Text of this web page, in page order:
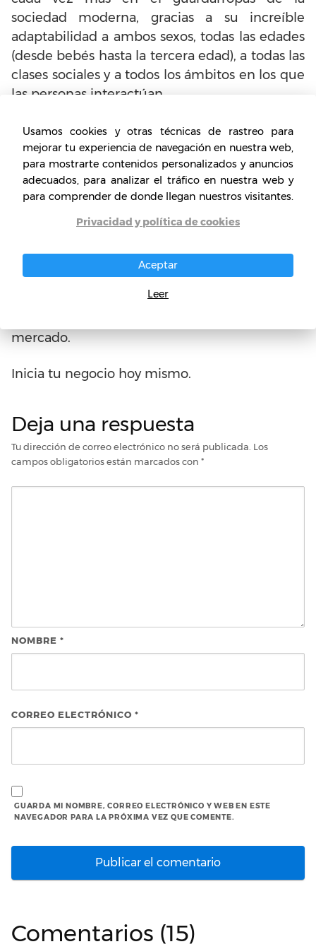
sociedad moderna, gracias a su increíble
adaptabilidad a ambos sexos, todas las edades
(desde bebés hasta la tercera edad), a todas las
clases sociales y a todos los ámbitos en los que
las personas interactúan.
Aprovecha y amplía las posibilidades de tu
negocio para vender a través de distintos
canales, pues no sólo puedes vender los jeans
que confecciones a tiendas especializadas en
este tipo de ventas, sino incluso vender jeans
por Internet o realizar algunos bajo pedido de
Y ahora, ¿estás listo para abrir tu propia fábrica
de jeans? Aprovecha la cantidad de público
mercado.
Inicia tu negocio hoy mismo.
Deja una respuesta
Tu dirección de correo electrónico no será publicada. Los
campos obligatorios están marcados con *
NOMBRE *
CORREO ELECTRÓNICO *
GUARDA MI NOMBRE, CORREO ELECTRÓNICO Y WEB EN ESTE
NAVEGADOR PARA LA PRÓXIMA VEZ QUE COMENTE.
Comentarios (15)
Usamos cookies y otras técnicas de rastreo para
mejorar tu experiencia de navegación en nuestra web,
para mostrarte contenidos personalizados y anuncios
adecuados, para analizar el tráfico en nuestra web y
para comprender de donde llegan nuestros visitantes.
Privacidad y política de cookies
Aceptar
Leer